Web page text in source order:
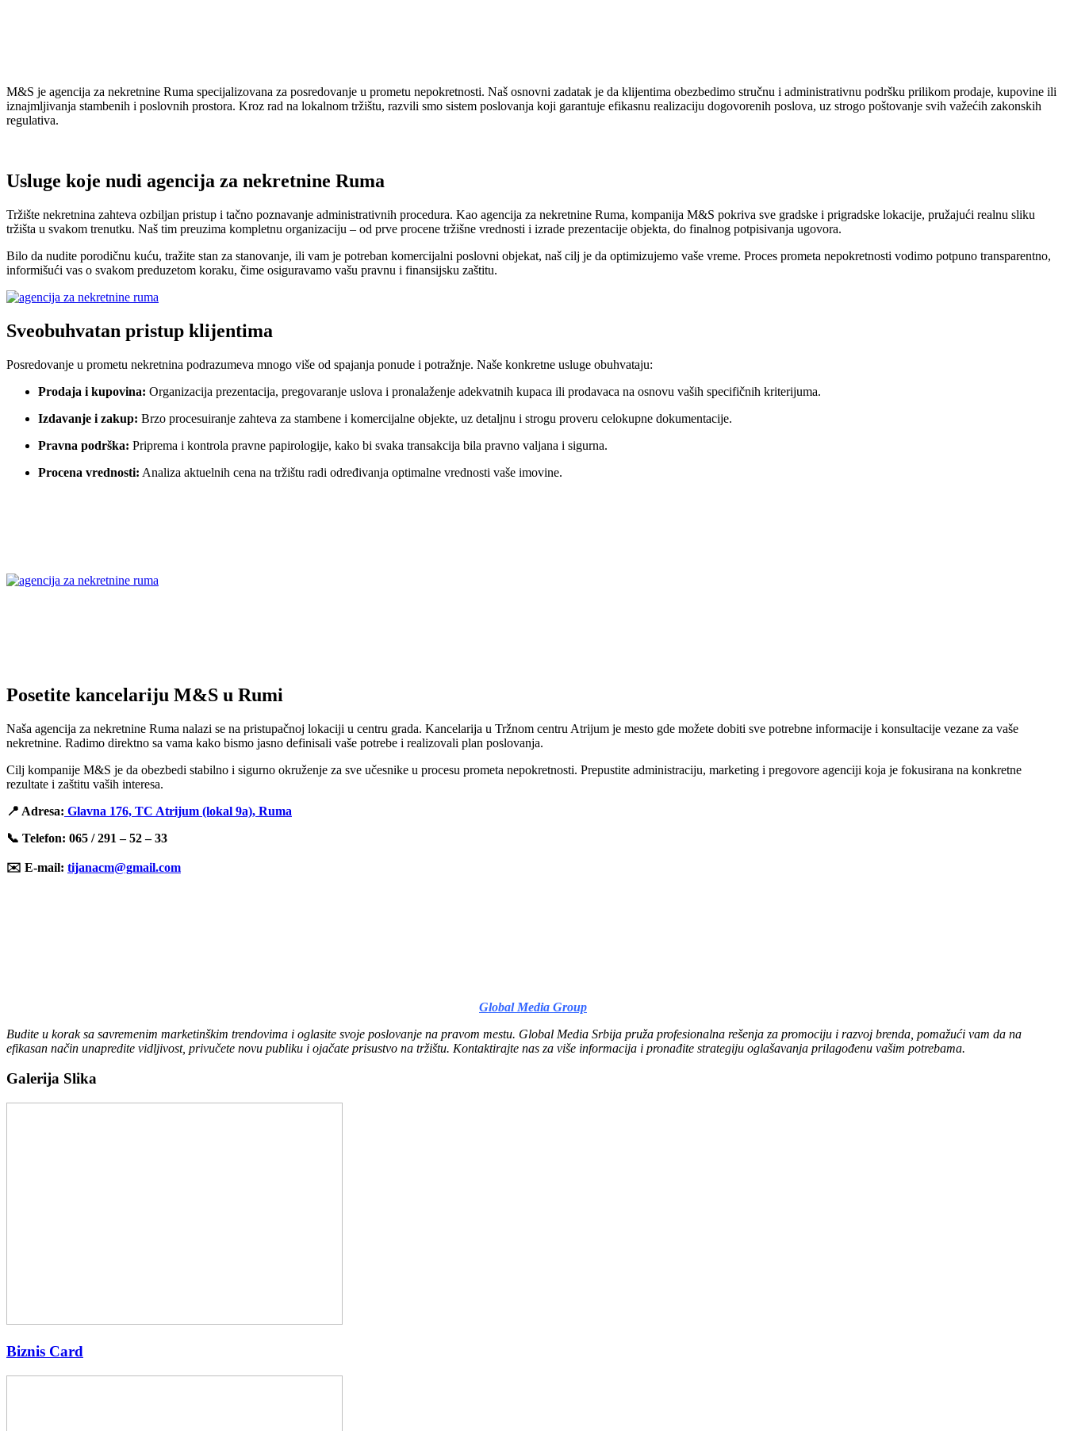
M&S je agencija za nekretnine Ruma specijalizovana za posredovanje u prometu nepokretnosti. Naš osnovni zadatak je da klijentima obezbedimo stručnu i administrativnu podršku prilikom prodaje, kupovine ili
iznajmljivanja stambenih i poslovnih prostora. Kroz rad na lokalnom tržištu, razvili smo sistem poslovanja koji garantuje efikasnu realizaciju dogovorenih poslova, uz strogo poštovanje svih važećih zakonskih
regulativa.
Usluge koje nudi agencija za nekretnine Ruma
Tržište nekretnina zahteva ozbiljan pristup i tačno poznavanje administrativnih procedura. Kao agencija za nekretnine Ruma, kompanija M&S pokriva sve gradske i prigradske lokacije, pružajući realnu sliku
tržišta u svakom trenutku. Naš tim preuzima kompletnu organizaciju – od prve procene tržišne vrednosti i izrade prezentacije objekta, do finalnog potpisivanja ugovora.
Bilo da nudite porodičnu kuću, tražite stan za stanovanje, ili vam je potreban komercijalni poslovni objekat, naš cilj je da optimizujemo vaše vreme. Proces prometa nepokretnosti vodimo potpuno transparentno,
informišući vas o svakom preduzetom koraku, čime osiguravamo vašu pravnu i finansijsku zaštitu.
Sveobuhvatan pristup klijentima
Posredovanje u prometu nekretnina podrazumeva mnogo više od spajanja ponude i potražnje. Naše konkretne usluge obuhvataju:
Prodaja i kupovina: Organizacija prezentacija, pregovaranje uslova i pronalaženje adekvatnih kupaca ili prodavaca na osnovu vaših specifičnih kriterijuma.
Izdavanje i zakup: Brzo procesuiranje zahteva za stambene i komercijalne objekte, uz detaljnu i strogu proveru celokupne dokumentacije.
Pravna podrška: Priprema i kontrola pravne papirologije, kako bi svaka transakcija bila pravno valjana i sigurna.
Procena vrednosti: Analiza aktuelnih cena na tržištu radi određivanja optimalne vrednosti vaše imovine.
Posetite kancelariju M&S u Rumi
Naša agencija za nekretnine Ruma nalazi se na pristupačnoj lokaciji u centru grada. Kancelarija u Tržnom centru Atrijum je mesto gde možete dobiti sve potrebne informacije i konsultacije vezane za vaše
nekretnine. Radimo direktno sa vama kako bismo jasno definisali vaše potrebe i realizovali plan poslovanja.
Cilj kompanije M&S je da obezbedi stabilno i sigurno okruženje za sve učesnike u procesu prometa nepokretnosti. Prepustite administraciju, marketing i pregovore agenciji koja je fokusirana na konkretne
rezultate i zaštitu vaših interesa.
📍 Adresa: Glavna 176, TC Atrijum (lokal 9a), Ruma
📞 Telefon: 065 / 291 – 52 – 33
✉️ E-mail: tijanacm@gmail.com
Global Media Group
Budite u korak sa savremenim marketinškim trendovima i oglasite svoje poslovanje na pravom mestu. Global Media Srbija pruža profesionalna rešenja za promociju i razvoj brenda, pomažući vam da na
efikasan način unapredite vidljivost, privučete novu publiku i ojačate prisustvo na tržištu. Kontaktirajte nas za više informacija i pronađite strategiju oglašavanja prilagođenu vašim potrebama.
Galerija Slika
Biznis Card